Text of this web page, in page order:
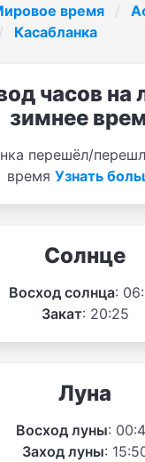
время
Касабланка
часов на
зимнее
перешёл/
время Узнать
Солнце
Восход солнца:
Закат: 20:25
Луна
Восход луны:
Заход луны: